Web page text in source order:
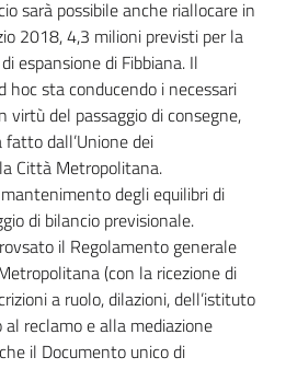
sarà possibile anche riallocare in
2018, 4,3 milioni previsti per la
espansione di Fibbiana. Il
hoc sta conducendo i necessari
virtù del passaggio di consegne,
dall’Unione dei
Città Metropolitana.
degli equilibri di
di bilancio previsionale.
il Regolamento generale
(con la ricezione di
a ruolo, dilazioni, dell’istituto
reclamo e alla mediazione
il Documento unico di